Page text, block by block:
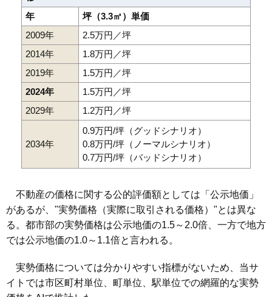
年
坪（3.3㎡）単価
2009年
2.5万円／坪
2014年
1.8万円／坪
2019年
1.5万円／坪
2024年
1.5万円／坪
2029年
1.2万円／坪
2034年
0.9万円/坪（グッドシナリオ）
0.8万円/坪（ノーマルシナリオ）
0.7万円/坪（バッドシナリオ）
不動産の価格に関する公的評価額としては「公示地価」
があるが、"実勢価格（実際に取引される価格）"とは異な
る。都市部の実勢価格は公示地価の1.5～2.0倍、一方で地方
では公示地価の1.0～1.1倍と言われる。
実勢価格については分かりやすい指標がないため、当サ
イトでは市区町村単位、町単位、駅単位での網羅的な実勢